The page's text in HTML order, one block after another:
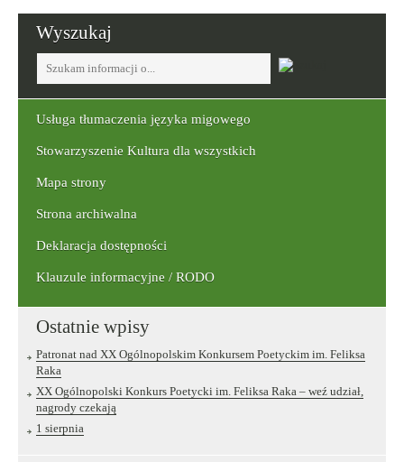
Wyszukaj
wpisz
Usługa tłumaczenia języka migowego
Stowarzyszenie Kultura dla wszystkich
Mapa strony
Strona archiwalna
Deklaracja dostępności
Klauzule informacyjne / RODO
Ostatnie wpisy
Patronat nad XX Ogólnopolskim Konkursem Poetyckim im. Feliksa
Raka
XX Ogólnopolski Konkurs Poetycki im. Feliksa Raka – weź udział,
nagrody czekają
1 sierpnia